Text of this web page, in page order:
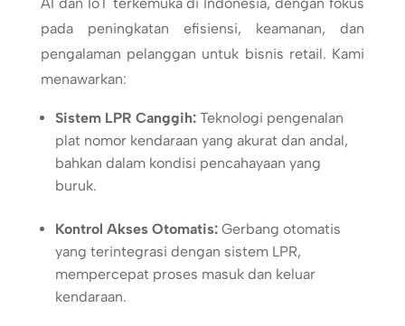
pada peningkatan efisiensi, keamanan, dan
pengalaman pelanggan untuk bisnis retail. Kami
menawarkan:
Sistem LPR Canggih:Teknologi pengenalan
plat nomor kendaraan yang akurat dan andal,
bahkan dalam kondisi pencahayaan yang
buruk.
Kontrol Akses Otomatis:Gerbang otomatis
yang terintegrasi dengan sistem LPR,
mempercepat proses masuk dan keluar
kendaraan.